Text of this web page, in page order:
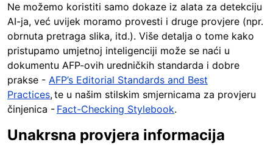
Ne možemo koristiti samo dokaze iz alata za detekciju
AI-ja, već uvijek moramo provesti i druge provjere (npr.
obrnuta pretraga slika, itd.). Više detalja o tome kako
pristupamo umjetnoj inteligenciji može se naći u
dokumentu AFP-ovih uredničkih standarda i dobre
prakse - AFP’s Editorial Standards and Best
Practices, te u našim stilskim smjernicama za provjeru
činjenica - Fact-Checking Stylebook.
Unakrsna provjera informacija